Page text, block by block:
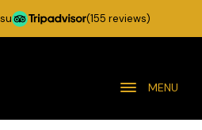
(155 reviews)
MENU